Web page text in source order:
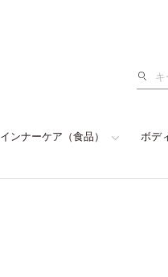
検
インナーケア（食品） ボデ